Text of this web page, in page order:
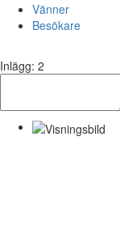
Vänner
Besökare
Inlägg: 2